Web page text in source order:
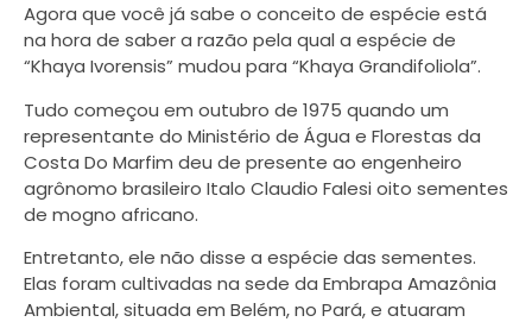
Agora que você já sabe o conceito de espécie está
na hora de saber a razão pela qual a espécie de
“Khaya Ivorensis” mudou para “Khaya Grandifoliola”.
Tudo começou em outubro de 1975 quando um
representante do Ministério de Água e Florestas da
Costa Do Marfim deu de presente ao engenheiro
agrônomo brasileiro Italo Claudio Falesi oito sementes
de mogno africano.
Entretanto, ele não disse a espécie das sementes.
Elas foram cultivadas na sede da Embrapa Amazônia
Ambiental, situada em Belém, no Pará, e atuaram